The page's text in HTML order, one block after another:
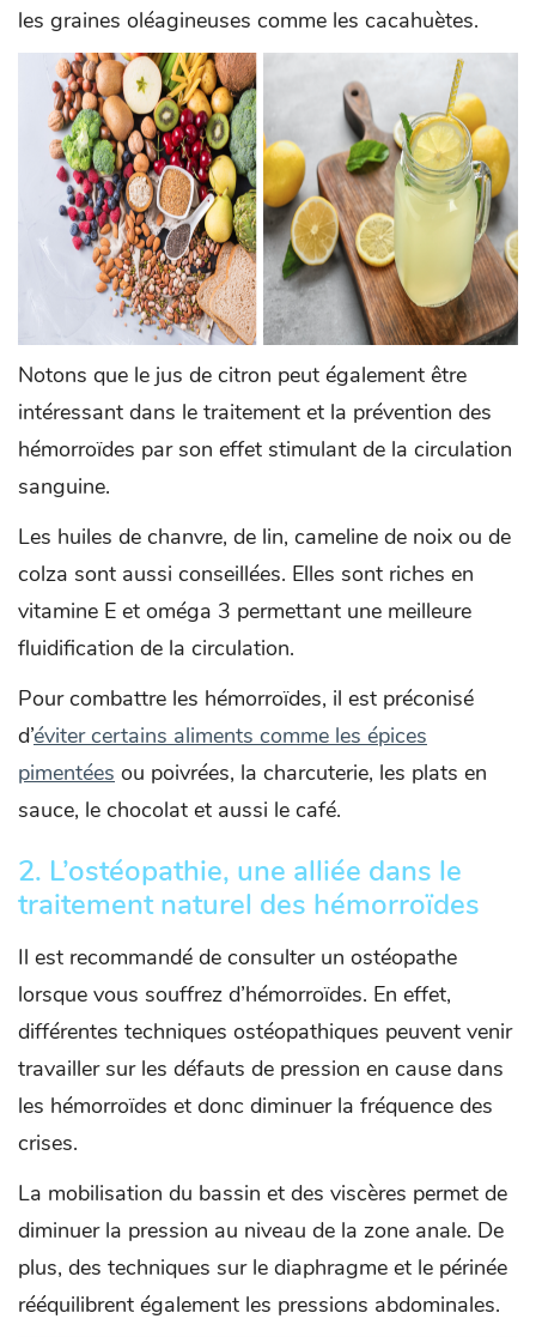
les graines oléagineuses comme les cacahuètes.
Notons que le jus de citron peut également être
intéressant dans le traitement et la prévention des
hémorroïdes par son effet stimulant de la circulation
sanguine.
Les huiles de chanvre, de lin, cameline de noix ou de
colza sont aussi conseillées. Elles sont riches en
vitamine E et oméga 3 permettant une meilleure
fluidification de la circulation.
Pour combattre les hémorroïdes, il est préconisé
d’éviter certains aliments comme les épices
pimentées ou poivrées, la charcuterie, les plats en
sauce, le chocolat et aussi le café.
2. L’ostéopathie, une alliée dans le
traitement naturel des hémorroïdes
Il est recommandé de consulter un ostéopathe
lorsque vous souffrez d’hémorroïdes. En effet,
différentes techniques ostéopathiques peuvent venir
travailler sur les défauts de pression en cause dans
les hémorroïdes et donc diminuer la fréquence des
crises.
La mobilisation du bassin et des viscères permet de
diminuer la pression au niveau de la zone anale. De
plus, des techniques sur le diaphragme et le périnée
rééquilibrent également les pressions abdominales.